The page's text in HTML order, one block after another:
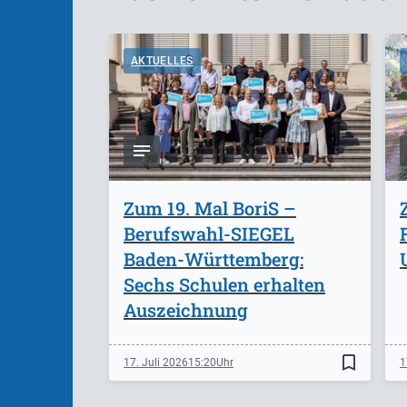
AKTUELLES
Zum 19. Mal BoriS –
Berufswahl-SIEGEL
Baden-Württemberg:
Sechs Schulen erhalten
Auszeichnung
17. Juli 202615:20 bookmark_border